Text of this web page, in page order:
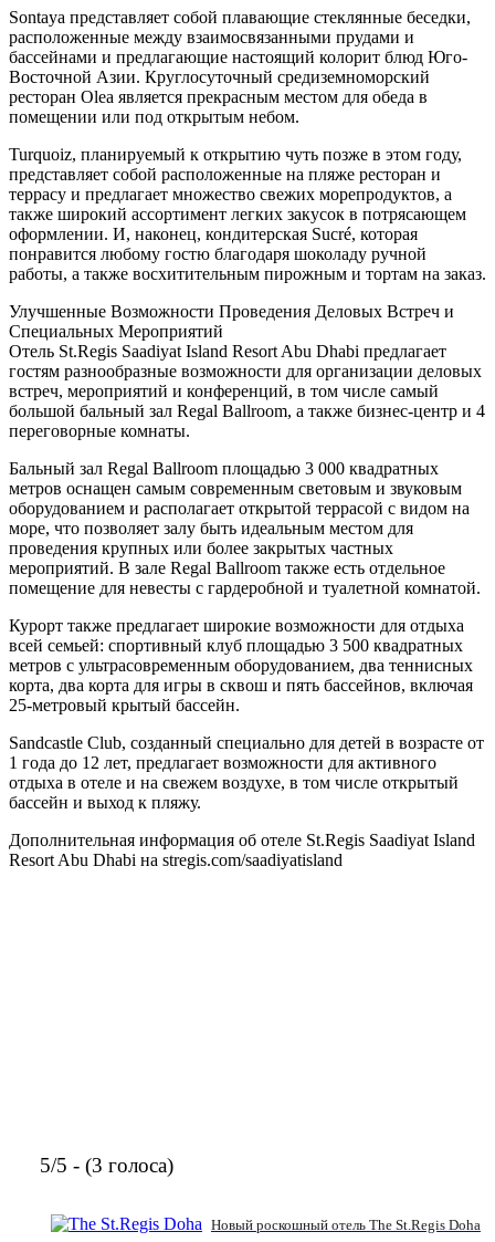
Sontaya представляет собой плавающие стеклянные беседки,
расположенные между взаимосвязанными прудами и
бассейнами и предлагающие настоящий колорит блюд Юго-
Восточной Азии. Круглосуточный средиземноморский
ресторан Olea является прекрасным местом для обеда в
помещении или под открытым небом.
Turquoiz, планируемый к открытию чуть позже в этом году,
представляет собой расположенные на пляже ресторан и
террасу и предлагает множество свежих морепродуктов, а
также широкий ассортимент легких закусок в потрясающем
оформлении. И, наконец, кондитерская Sucré, которая
понравится любому гостю благодаря шоколаду ручной
работы, а также восхитительным пирожным и тортам на заказ.
Улучшенные Возможности Проведения Деловых Встреч и
Специальных Мероприятий
Отель St.Regis Saadiyat Island Resort Abu Dhabi предлагает
гостям разнообразные возможности для организации деловых
встреч, мероприятий и конференций, в том числе самый
большой бальный зал Regal Ballroom, а также бизнес-центр и 4
переговорные комнаты.
Бальный зал Regal Ballroom площадью 3 000 квадратных
метров оснащен самым современным световым и звуковым
оборудованием и располагает открытой террасой с видом на
море, что позволяет залу быть идеальным местом для
проведения крупных или более закрытых частных
мероприятий. В зале Regal Ballroom также есть отдельное
помещение для невесты с гардеробной и туалетной комнатой.
Курорт также предлагает широкие возможности для отдыха
всей семьей: спортивный клуб площадью 3 500 квадратных
метров с ультрасовременным оборудованием, два теннисных
корта, два корта для игры в сквош и пять бассейнов, включая
25-метровый крытый бассейн.
Sandcastle Club, созданный специально для детей в возрасте от
1 года до 12 лет, предлагает возможности для активного
отдыха в отеле и на свежем воздухе, в том числе открытый
бассейн и выход к пляжу.
Дополнительная информация об отеле St.Regis Saadiyat Island
Resort Abu Dhabi на stregis.com/saadiyatisland
5/5 - (3 голоса)
Новый роскошный отель The St.Regis Doha